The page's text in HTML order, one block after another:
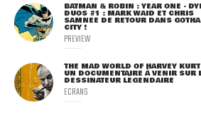
BATMAN & ROBIN : YEAR ONE -
DUOS #1 : MARK WAID ET CHRIS
SAMNEE DE RETOUR DANS
CITY !
PREVIEW
THE MAD WORLD OF HARVEY
UN DOCUMENTAIRE À VENIR SUR
DESSINATEUR LÉGENDAIRE
ECRANS